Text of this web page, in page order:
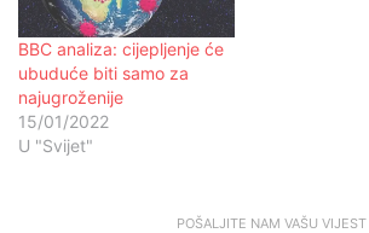
BBC analiza: cijepljenje će
ubuduće biti samo za
najugroženije
15/01/2022
U "Svijet"
POŠALJITE NAM VAŠU VIJEST